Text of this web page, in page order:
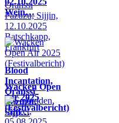
Wein…
Blood
Incantation,
Oranssi
Pazuzu,
Sijji…
Wacken Open
Air 2025
(Festivalbericht)